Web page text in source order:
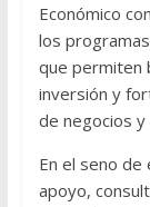
Económico
los
que permiten
inversión y
de negocios
En el seno de
apoyo,